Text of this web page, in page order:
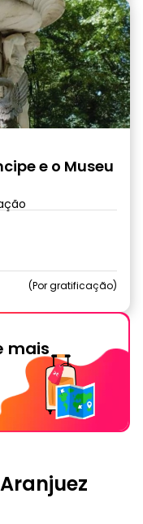
e o Museu
Por gratificação
mais